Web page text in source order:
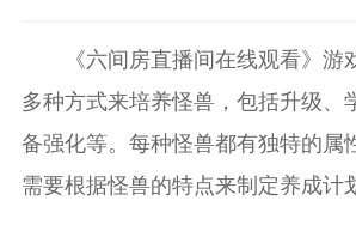
《六间房直播间在线观看》游
多种方式来培养怪兽，包括升级、
备强化等。每种怪兽都有独特的属
需要根据怪兽的特点来制定养成计